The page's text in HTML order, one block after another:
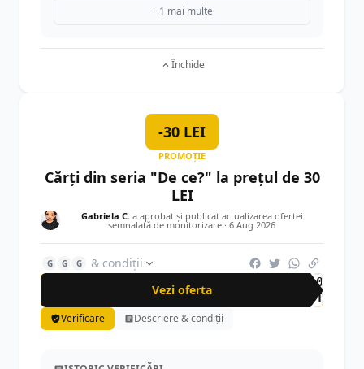
+ 1 mai multe
Închide
-30 LEI
PROMOȚIE
Cărți din seria "De ce?" la prețul de 30
LEI
Gabriela C.a aprobat și publicat actualizarea ofertei
semnalată de monitorizare · 6 Aug 2026
G G G
& condiții
Vezi oferta
-30
LEI
Verificare Descriere & condiții